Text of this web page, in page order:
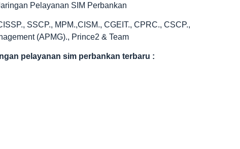
Pelayanan SIM Perbankan
SSCP., MPM.,CISM., CGEIT., CPRC., CSCP.,
(APMG)., Prince2 & Team
pelayanan sim perbankan terbaru :